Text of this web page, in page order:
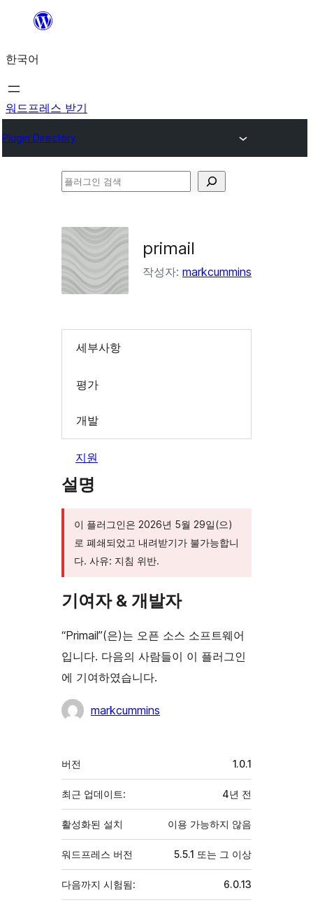
츠
로
바
가
한국어
워드프레스 받기
Plugin Directory
플
인
검
색
primail
작성자: markcummins
세부사항
평가
개발
지원
설명
이 플러그인은 2026년 5월 29일(으)
로 폐쇄되었고 내려받기가 불가능합니
다. 사유: 지침 위반.
기여자 & 개발자
“Primail”(은)는 오픈 소스 소프트웨어
입니다. 다음의 사람들이 이 플러그인
에 기여하였습니다.
기
markcummins
기
초
버전 1.0.1
최근 업데이트: 4년 전
활성화된 설치 이용 가능하지 않음
워드프레스 버전 5.5.1 또는 그 이상
다음까지 시험됨: 6.0.13